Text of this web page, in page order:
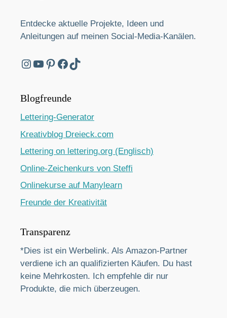
Entdecke aktuelle Projekte, Ideen und
Anleitungen auf meinen Social-Media-Kanälen.
Instagram
YouTube
Pinterest
Facebook
TikTok
Blogfreunde
Lettering-Generator
Kreativblog Dreieck.com
Lettering on lettering.org (Englisch)
Online-Zeichenkurs von Steffi
Onlinekurse auf Manylearn
Freunde der Kreativität
Transparenz
*Dies ist ein Werbelink. Als Amazon-Partner
verdiene ich an qualifizierten Käufen. Du hast
keine Mehrkosten. Ich empfehle dir nur
Produkte, die mich überzeugen.